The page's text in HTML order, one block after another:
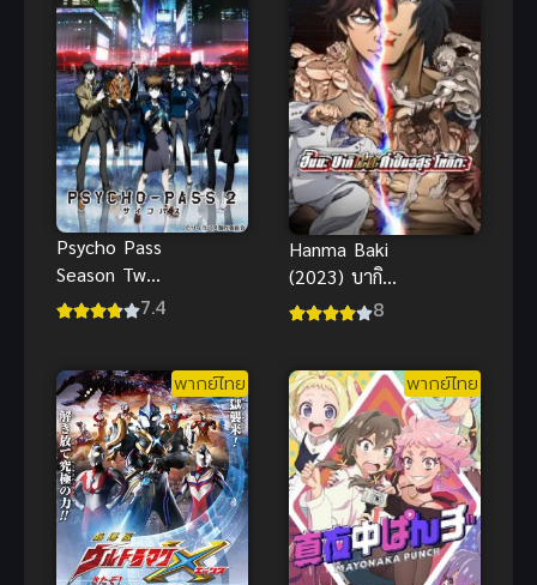
Psycho Pass
Season Two
ไซโค พาส7.4
Hanma Baki
(2023) บากิ
ภาค 4
8
พากย์ไทย พากย์ไทย